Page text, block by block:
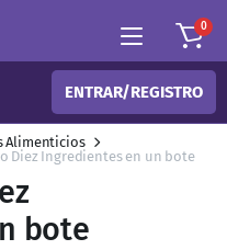
0
ENTRAR/REGISTRO
Alimenticios
Diez Ingredientes en un bote
bote